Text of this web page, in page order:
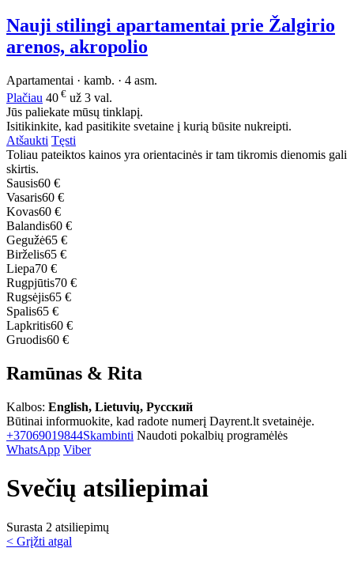
Nauji stilingi apartamentai prie Žalgirio
arenos, akropolio
Apartamentai · kamb. · 4 asm.
Plačiau 40 € už 3 val.
Jūs paliekate mūsų tinklapį.
Isitikinkite, kad pasitikite svetaine į kurią būsite nukreipti.
Atšaukti Tęsti
Toliau pateiktos kainos yra orientacinės ir tam tikromis dienomis gali
skirtis.
Sausis60 €
Vasaris60 €
Kovas60 €
Balandis60 €
Gegužė65 €
Birželis65 €
Liepa70 €
Rugpjūtis70 €
Rugsėjis65 €
Spalis65 €
Lapkritis60 €
Gruodis60 €
Ramūnas & Rita
Kalbos: English, Lietuvių, Русский
Būtinai informuokite, kad radote numerį Dayrent.lt svetainėje.
+37069019844Skambinti Naudoti pokalbių programėlės
WhatsApp Viber
Svečių atsiliepimai
Surasta 2 atsiliepimų
< Grįžti atgal